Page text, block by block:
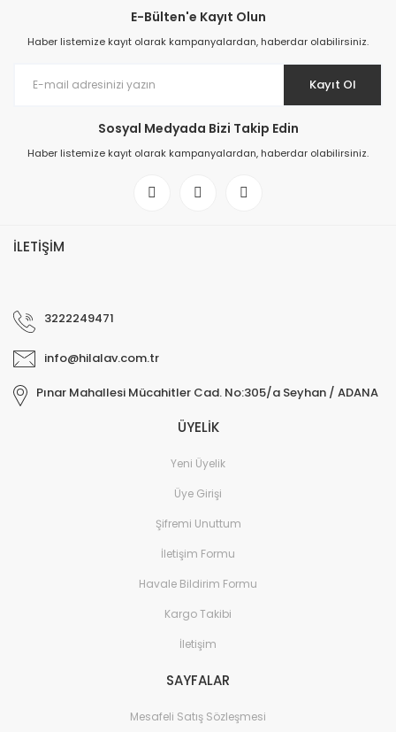
E-Bülten'e Kayıt Olun
Haber listemize kayıt olarak kampanyalardan, haberdar olabilirsiniz.
Kayıt Ol
Sosyal Medyada Bizi Takip Edin
Haber listemize kayıt olarak kampanyalardan, haberdar olabilirsiniz.
İLETİŞİM
3222249471
info@hilalav.com.tr
Pınar Mahallesi Mücahitler Cad. No:305/a Seyhan / ADANA
ÜYELİK
Yeni Üyelik
Üye Girişi
Şifremi Unuttum
İletişim Formu
Havale Bildirim Formu
Kargo Takibi
İletişim
SAYFALAR
Mesafeli Satış Sözleşmesi